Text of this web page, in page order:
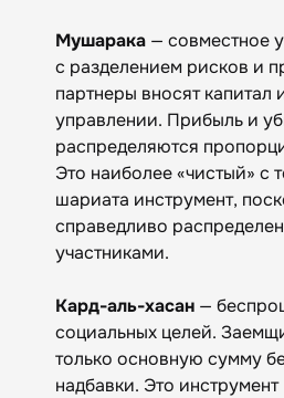
Мушарака — совместное
с разделением рисков и
партнеры вносят капитал
управлении. Прибыль и
распределяются
Это наиболее «чистый» с
шариата инструмент,
справедливо
участниками.
Кард-аль-хасан —
социальных целей.
только основную сумму
надбавки. Это инструмент